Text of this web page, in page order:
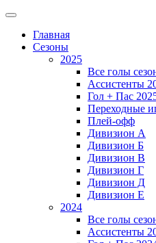
Главная
Сезоны
2025
Все голы
Ассистенты
Гол + Пас
Переходные
Плей-офф
Дивизион A
Дивизион Б
Дивизион В
Дивизион Г
Дивизион Д
Дивизион Е
2024
Все голы
Ассистенты